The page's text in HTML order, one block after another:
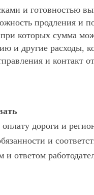
и готовностью
продления и
которых сумма
и другие расходы,
и контакт
дороги и
и
и ответом